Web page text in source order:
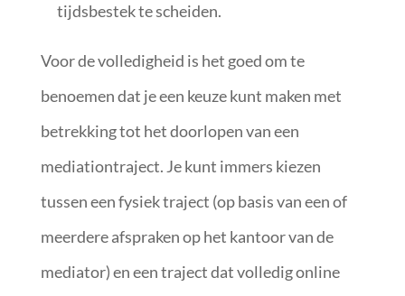
tijdsbestek te scheiden.
Voor de volledigheid is het goed om te
benoemen dat je een keuze kunt maken met
betrekking tot het doorlopen van een
mediationtraject. Je kunt immers kiezen
tussen een fysiek traject (op basis van een of
meerdere afspraken op het kantoor van de
mediator) en een traject dat volledig online